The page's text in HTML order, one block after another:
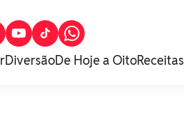
DiversãoDe Hoje a OitoReceitas